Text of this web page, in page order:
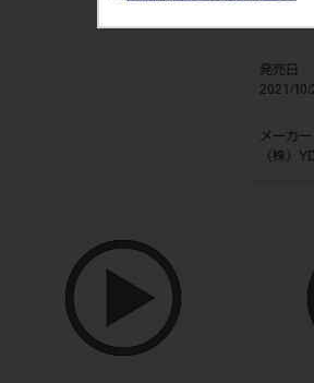
ネット会
ちら』よ
発売日
2021/10/
メーカー
（株）